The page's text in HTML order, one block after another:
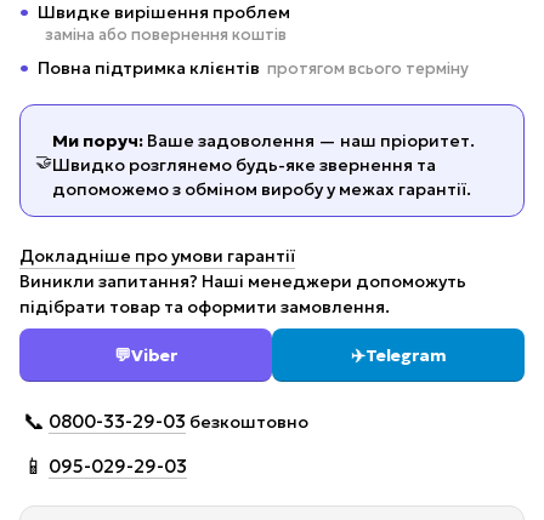
Швидке вирішення проблем
заміна або повернення коштів
Повна підтримка клієнтів протягом всього терміну
🤝
Ми поруч: Ваше задоволення — наш пріоритет.
Швидко розглянемо будь-яке звернення та
допоможемо з обміном виробу у межах гарантії.
Докладніше про умови гарантії
Виникли запитання? Наші менеджери допоможуть
підібрати товар та оформити замовлення.
💬Viber ✈️Telegram
📞 0800-33-29-03 безкоштовно
📱 095-029-29-03